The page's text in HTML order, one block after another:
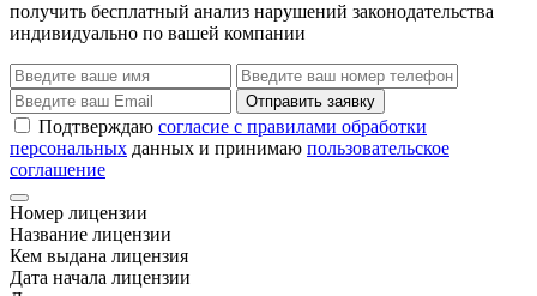
получить бесплатный анализ нарушений законодательства
индивидуально по вашей компании
Отправить заявку
Подтверждаю согласие с правилами обработки
персональных данных и принимаю пользовательское
соглашение
Номер лицензии
Название лицензии
Кем выдана лицензия
Дата начала лицензии